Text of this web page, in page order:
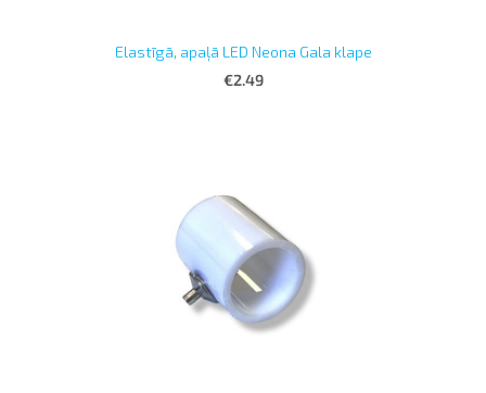
Elastīgā, apaļā LED Neona Gala klape
€2.49